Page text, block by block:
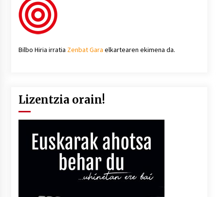
Bilbo Hiria irratia Zenbat Gara elkartearen ekimena da.
Lizentzia orain!